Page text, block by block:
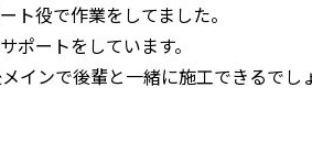
ト役で作業をしてました。
ポートをしています。
インで後輩と一緒に施工できるでし